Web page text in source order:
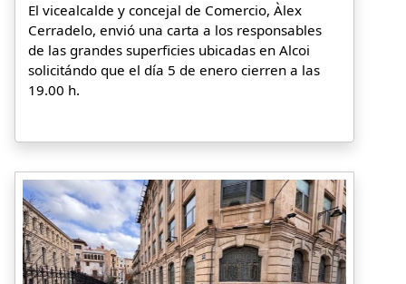
El vicealcalde y concejal de Comercio, Àlex
Cerradelo, envió una carta a los responsables
de las grandes superficies ubicadas en Alcoi
solicitándo que el día 5 de enero cierren a las
19.00 h.